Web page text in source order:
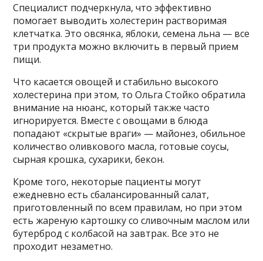
Специалист подчеркнула, что эффективно
помогает выводить холестерин растворимая
клетчатка. Это овсянка, яблоки, семена льна — все
три продукта можно включить в первый прием
пищи.
Что касается овощей и стабильно высокого
холестерина при этом, то Ольга Стойко обратила
внимание на нюанс, который также часто
игнорируется. Вместе с овощами в блюда
попадают «скрытые враги» — майонез, обильное
количество оливкового масла, готовые соусы,
сырная крошка, сухарики, бекон.
Кроме того, некоторые пациенты могут
ежедневно есть сбалансированный салат,
приготовленный по всем правилам, но при этом
есть жареную картошку со сливочным маслом или
бутерброд с колбасой на завтрак. Все это не
проходит незаметно.